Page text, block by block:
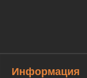
Информация